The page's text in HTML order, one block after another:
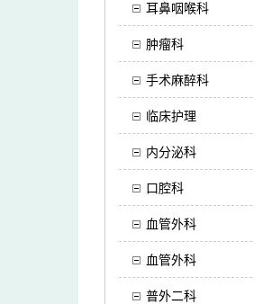
耳鼻咽喉科
肿瘤科
手术麻醉科
临床护理
内分泌科
口腔科
血管外科
血管外科
普外二科